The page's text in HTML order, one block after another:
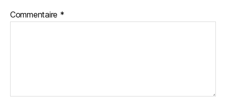
Commentaire *